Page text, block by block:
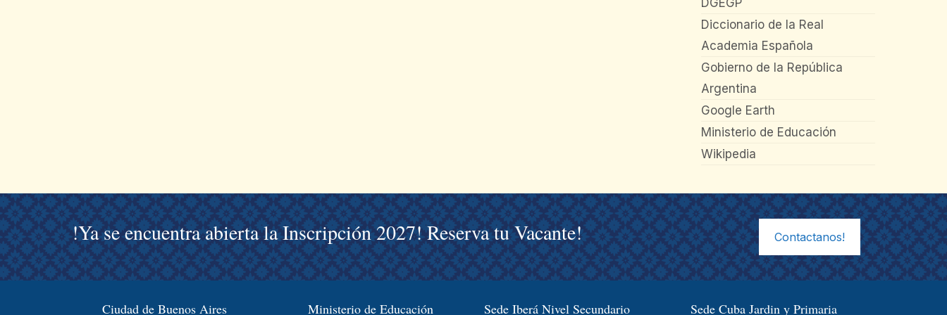
DGEGP
Diccionario de la Real
Academia Española
Gobierno de la República
Argentina
Google Earth
Ministerio de Educación
Wikipedia
!Ya se encuentra abierta la Inscripción 2027! Reserva tu Vacante! Contactanos!
Ciudad de Buenos Aires Ministerio de Educación Sede Iberá Nivel Secundario Sede Cuba Jardin y Primaria